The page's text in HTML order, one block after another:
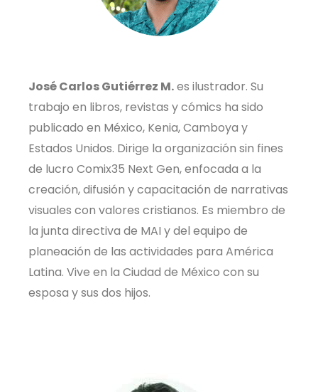
José Carlos Gutiérrez M.es ilustrador. Su
trabajo en libros, revistas y cómics ha sido
publicado en México, Kenia, Camboya y
Estados Unidos. Dirige la organización sin fines
de lucro Comix35 Next Gen, enfocada a la
creación, difusión y capacitación de narrativas
visuales con valores cristianos. Es miembro de
la junta directiva de MAI y del equipo de
planeación de las actividades para América
Latina. Vive en la Ciudad de México con su
esposa y sus dos hijos.